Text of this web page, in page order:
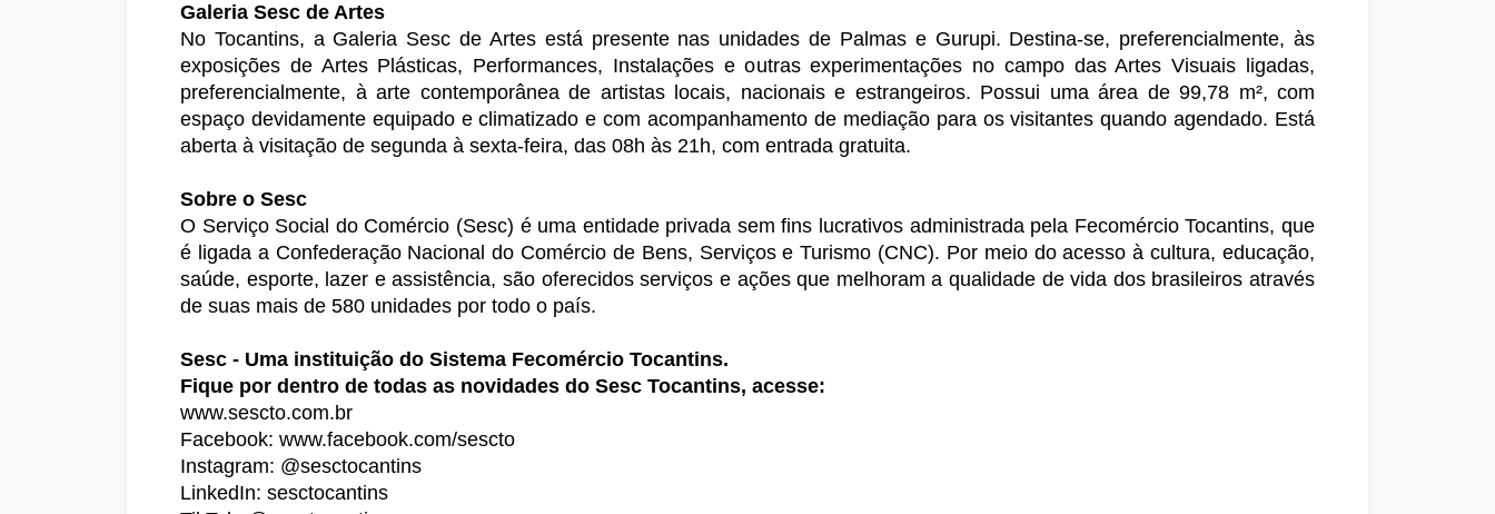
Galeria Sesc de Artes
No Tocantins, a Galeria Sesc de Artes está presente nas unidades de Palmas e Gurupi. Destina-se, preferencialmente, às
exposições de Artes Plásticas, Performances, Instalações e outras experimentações no campo das Artes Visuais ligadas,
preferencialmente, à arte contemporânea de artistas locais, nacionais e estrangeiros. Possui uma área de 99,78 m², com
espaço devidamente equipado e climatizado e com acompanhamento de mediação para os visitantes quando agendado. Está
aberta à visitação de segunda à sexta-feira, das 08h às 21h, com entrada gratuita.
Sobre o Sesc
O Serviço Social do Comércio (Sesc) é uma entidade privada sem fins lucrativos administrada pela Fecomércio Tocantins, que
é ligada a Confederação Nacional do Comércio de Bens, Serviços e Turismo (CNC). Por meio do acesso à cultura, educação,
saúde, esporte, lazer e assistência, são oferecidos serviços e ações que melhoram a qualidade de vida dos brasileiros através
de suas mais de 580 unidades por todo o país.
Sesc - Uma instituição do Sistema Fecomércio Tocantins.
Fique por dentro de todas as novidades do Sesc Tocantins, acesse:
www.sescto.com.br
Facebook: www.facebook.com/sescto
Instagram: @sesctocantins
LinkedIn: sesctocantins